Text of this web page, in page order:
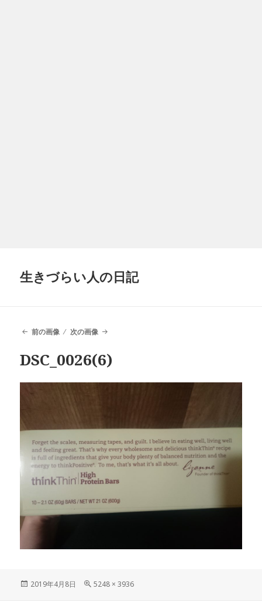
生きづらい人の日記
前の画像 次の画像
DSC_0026(6)
投
2019年4月8日
フ
5248 × 3936